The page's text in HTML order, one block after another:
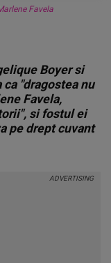
Favela
Boyer si
"dragostea nu
Favela,
si fostul ei
pe drept cuvant